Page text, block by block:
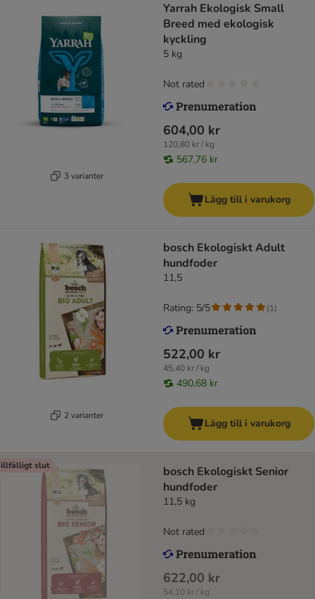
3 varianter
Yarrah Ekologisk Small
Breed med ekologisk
kyckling
5 kg
604,00 kr
120,80 kr / kg
567,76 kr
Not rated
Lägg till i varukorg
2 varianter
bosch Ekologiskt Adult
hundfoder
11,5
522,00 kr
45,40 kr / kg
490,68 kr
Rating: 5/5 (1)
Lägg till i varukorg
slut
bosch Ekologiskt Senior
hundfoder
11,5 kg
622,00 kr
54,10 kr / kg
Not rated